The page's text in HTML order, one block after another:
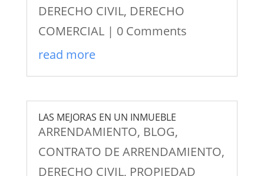
DERECHO CIVIL, DERECHO
COMERCIAL| 0 Comments
read more
LAS MEJORAS EN UN INMUEBLE
ARRENDAMIENTO, BLOG,
CONTRATO DE ARRENDAMIENTO,
DERECHO CIVIL, PROPIEDAD